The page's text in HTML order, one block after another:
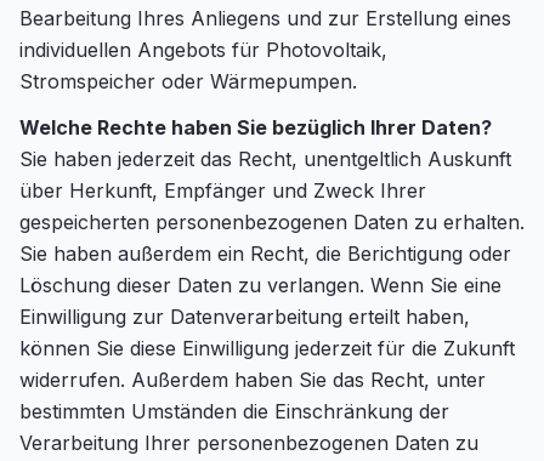
Bearbeitung Ihres Anliegens und zur Erstellung eines
individuellen Angebots für Photovoltaik,
Stromspeicher oder Wärmepumpen.
Welche Rechte haben Sie bezüglich Ihrer Daten?
Sie haben jederzeit das Recht, unentgeltlich Auskunft
über Herkunft, Empfänger und Zweck Ihrer
gespeicherten personenbezogenen Daten zu erhalten.
Sie haben außerdem ein Recht, die Berichtigung oder
Löschung dieser Daten zu verlangen. Wenn Sie eine
Einwilligung zur Datenverarbeitung erteilt haben,
können Sie diese Einwilligung jederzeit für die Zukunft
widerrufen. Außerdem haben Sie das Recht, unter
bestimmten Umständen die Einschränkung der
Verarbeitung Ihrer personenbezogenen Daten zu